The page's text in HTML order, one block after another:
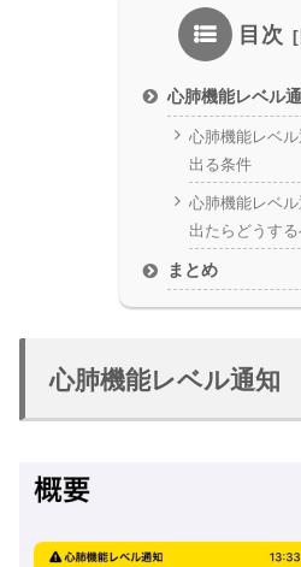
目次
心肺機能レベル
心肺機能レベ
出る条件
心肺機能レベ
出たらどうす
まとめ
心肺機能レベル通知